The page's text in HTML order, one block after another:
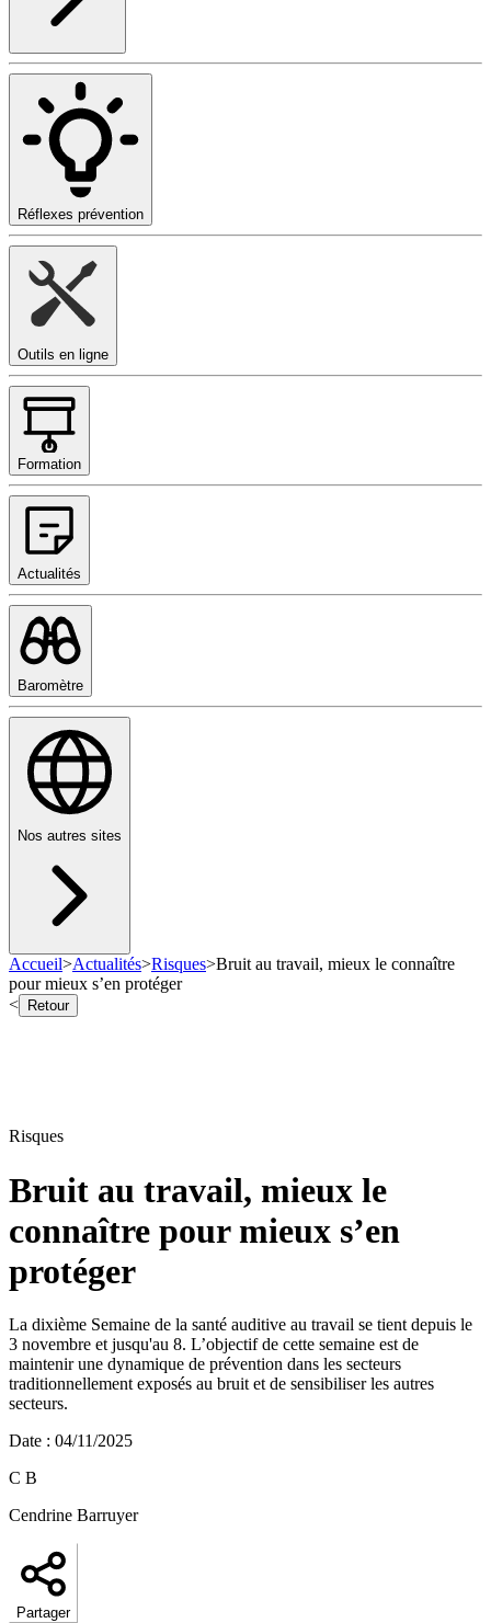
Réflexes prévention
Outils en ligne
Formation
Actualités
Baromètre
Nos autres sites
Accueil>Actualités>Risques>Bruit au travail, mieux le connaître
pour mieux s’en protéger
<
Retour
Risques
Bruit au travail, mieux le
connaître pour mieux s’en
protéger
La dixième Semaine de la santé auditive au travail se tient depuis le
3 novembre et jusqu'au 8. L’objectif de cette semaine est de
maintenir une dynamique de prévention dans les secteurs
traditionnellement exposés au bruit et de sensibiliser les autres
secteurs.
Date : 04/11/2025
C B
Cendrine Barruyer
Partager